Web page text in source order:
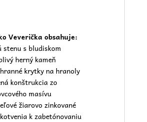
Veverička obsahuje:
stenu s bludiskom
herný kameň
krytky na hranoly
konštrukcia zo
masívu
žiarovo zinkované
k zabetónovaniu